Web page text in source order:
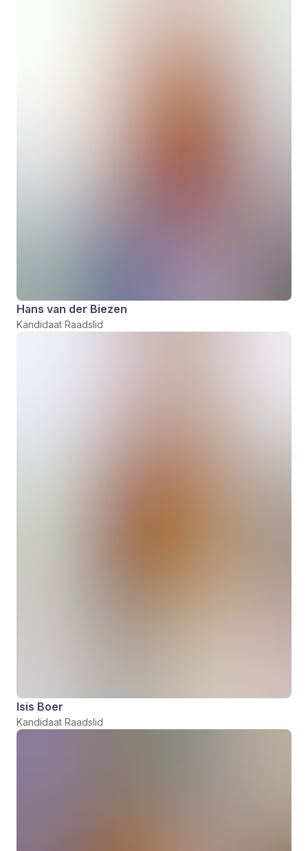
Hans van der Biezen
Kandidaat Raadslid
Isis Boer
Kandidaat Raadslid